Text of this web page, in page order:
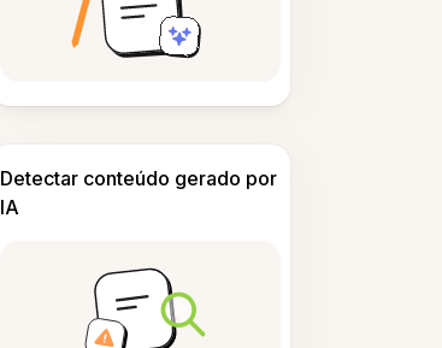
Detectar conteúdo gerado por
IA